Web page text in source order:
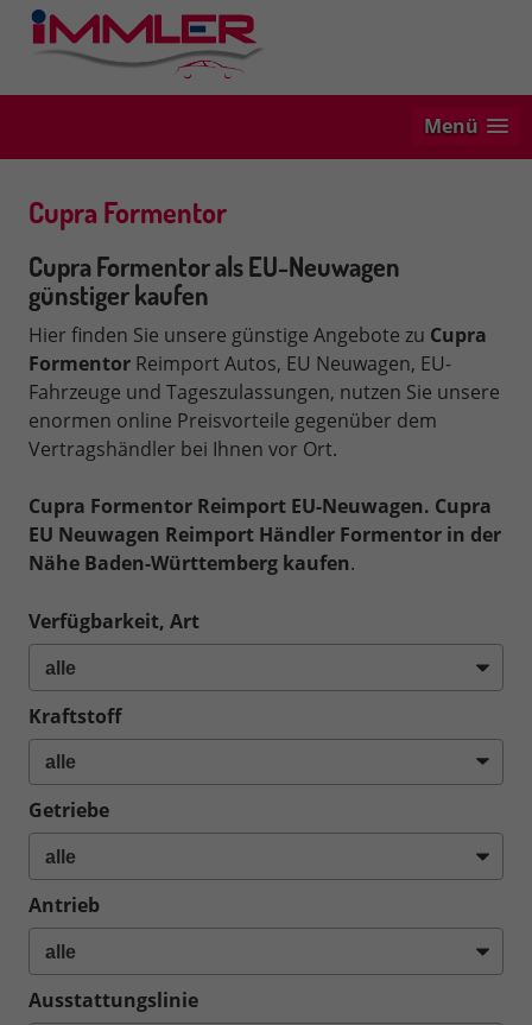
Menü
Cupra Formentor
Cupra Formentor als EU-Neuwagen
günstiger kaufen
Hier finden Sie unsere günstige Angebote zu Cupra
Formentor Reimport Autos, EU Neuwagen, EU-
Fahrzeuge und Tageszulassungen, nutzen Sie unsere
enormen online Preisvorteile gegenüber dem
Vertragshändler bei Ihnen vor Ort.
Cupra Formentor Reimport EU-Neuwagen. Cupra
EU Neuwagen Reimport Händler Formentor in der
Nähe Baden-Württemberg kaufen.
Verfügbarkeit, Art
Kraftstoff
Getriebe
Antrieb
Ausstattungslinie